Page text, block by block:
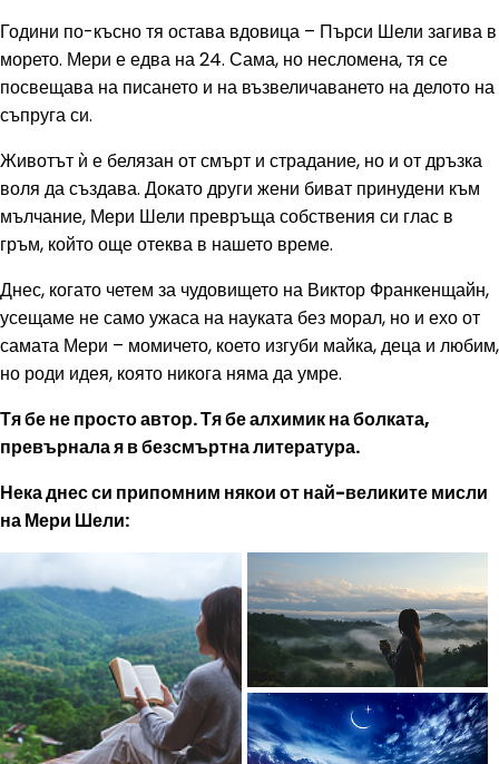
Години по-късно тя остава вдовица – Пърси Шели загива в
морето. Мери е едва на 24. Сама, но несломена, тя се
посвещава на писането и на възвеличаването на делото на
съпруга си.
Животът ѝ е белязан от смърт и страдание, но и от дръзка
воля да създава. Докато други жени биват принудени към
мълчание, Мери Шели превръща собствения си глас в
гръм, който още отеква в нашето време.
Днес, когато четем за чудовището на Виктор Франкенщайн,
усещаме не само ужаса на науката без морал, но и ехо от
самата Мери – момичето, което изгуби майка, деца и любим,
но роди идея, която никога няма да умре.
Тя бе не просто автор. Тя бе алхимик на болката,
превърнала я в безсмъртна литература.
Нека днес си припомним някои от най-великите мисли
на Мери Шели: